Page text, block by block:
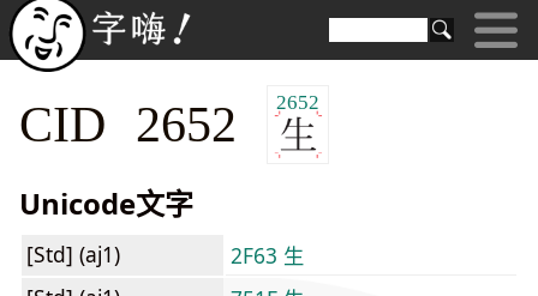
CID 2652 2652
Unicode文字
[Std] (aj1)
2F63 ⽣